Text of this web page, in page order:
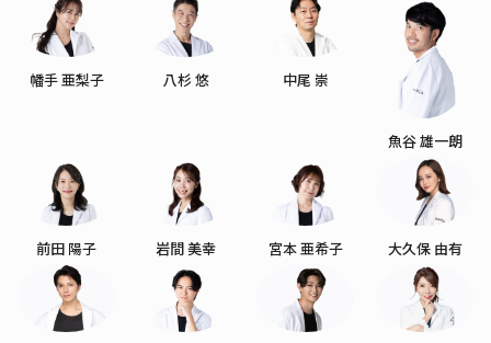
幡手 亜梨子 八杉 悠 中尾 崇
魚谷 雄一朗
前田 陽子 岩間 美幸 宮本 亜希子 大久保 由有